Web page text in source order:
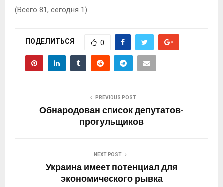
(Всего 81, сегодня 1)
ПОДЕЛИТЬСЯ 0
PREVIOUS POST
Обнародован список депутатов-
прогульщиков
NEXT POST
Украина имеет потенциал для
экономического рывка